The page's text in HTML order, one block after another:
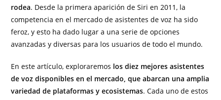
rodea. Desde la primera aparición de Siri en 2011, la
competencia en el mercado de asistentes de voz ha sido
feroz, y esto ha dado lugar a una serie de opciones
avanzadas y diversas para los usuarios de todo el mundo.
En este artículo, exploraremos los diez mejores asistentes
de voz disponibles en el mercado, que abarcan una amplia
variedad de plataformas y ecosistemas. Cada uno de estos